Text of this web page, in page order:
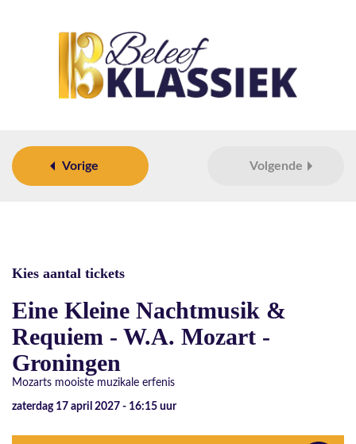
Vorige Volgende
Kies aantal tickets
Eine Kleine Nachtmusik &
Requiem - W.A. Mozart -
Groningen
Mozarts mooiste muzikale erfenis
zaterdag 17 april 2027 - 16:15 uur
Aantal tickets